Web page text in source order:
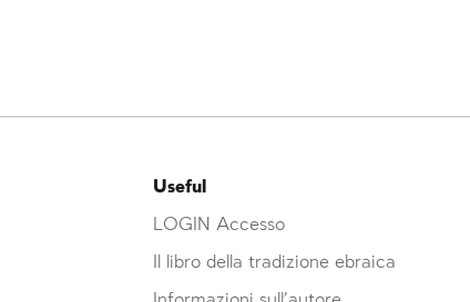
Useful
LOGIN Accesso
Il libro della tradizione ebraica